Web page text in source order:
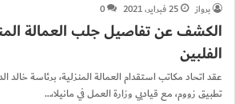
برواز
25 فبراير، 2021 0
الكشف عن تفاصيل جلب العمالة
الفلبين
عقد اتحاد مكاتب استقدام العمالة المنزلية، برئاسة خالد
تطبيق زووم، مع قياديي وزارة العمل في مانيلا،…